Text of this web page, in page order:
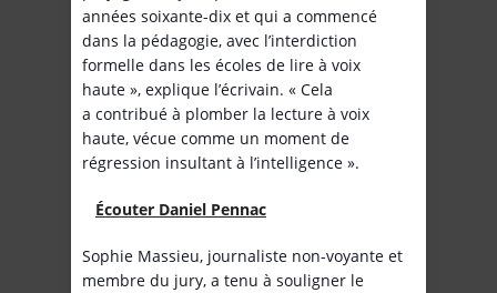
années soixante-dix et qui a commencé
dans la pédagogie, avec l’interdiction
formelle dans les écoles de lire à voix
haute », explique l’écrivain. « Cela
a contribué à plomber la lecture à voix
haute, vécue comme un moment de
régression insultant à l’intelligence ».
Écouter Daniel Pennac
Sophie Massieu, journaliste non-voyante et
membre du jury, a tenu à souligner le